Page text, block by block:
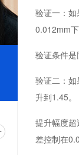
验证一：
0.012mm
验证条件是
验证二：
升到1.45。
提升幅度
差控制在